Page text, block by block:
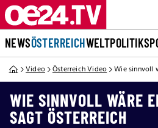
NEWSÖSTERREICHWELTPOLITIK
Video Österreich Video Wie sinnvoll
WIE SINNVOLL WÄRE
SAGT ÖSTERREICH